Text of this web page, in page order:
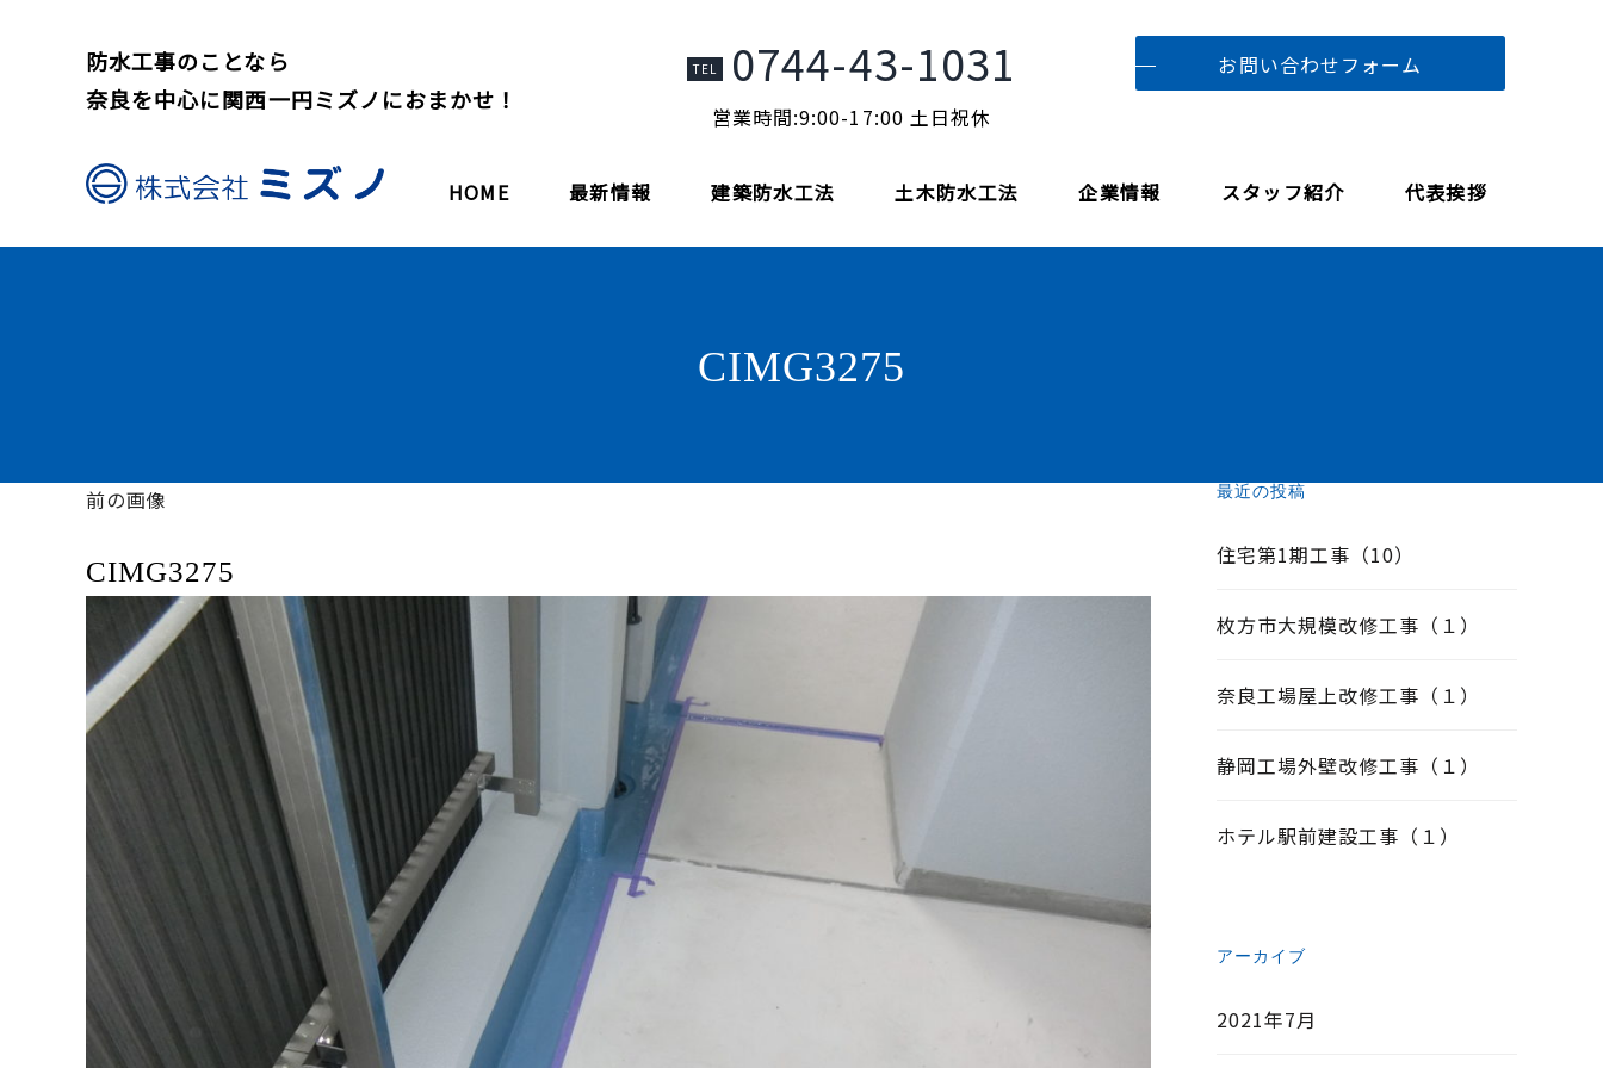
防水工事のことなら
奈良を中心に関西一円ミズノにおまかせ！
TEL 0744-43-1031
営業時間:9:00-17:00 土日祝休
お問い合わせフォーム
HOME 最新情報 建築防水工法 土木防水工法 企業情報 スタッフ紹介 代表挨拶
CIMG3275
前の画像
CIMG3275
最近の投稿
住宅第1期工事（10）
枚方市大規模改修工事（１）
奈良工場屋上改修工事（１）
静岡工場外壁改修工事（１）
ホテル駅前建設工事（１）
アーカイブ
2021年7月